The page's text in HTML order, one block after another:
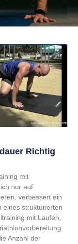
Richtig
mit
nur auf
verbessert ein
eines strukturierten
mit Laufen,
Anzahl der